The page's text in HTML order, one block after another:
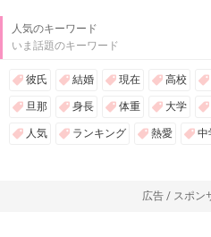
人気のキーワード
いま話題のキーワード
彼氏 結婚 現在 高校
旦那 身長 体重 大学
人気 ランキング 熱愛 中
広告 / スポン